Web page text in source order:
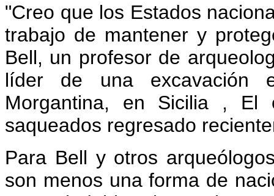
"Creo que los Estados
trabajo de mantener y
Bell, un profesor de
líder de una excavación
Morgantina, en Sicilia , El
saqueados regresado
Para Bell y otros
son menos una forma de